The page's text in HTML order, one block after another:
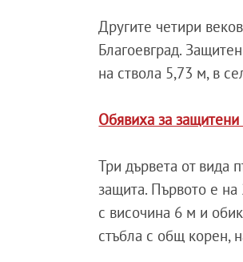
Другите четири
Благоевград.
на ствола 5,73 м, в
Обявиха за
Три дървета от вида
защита. Първото е
с височина 6 м и
стъбла с общ корен,